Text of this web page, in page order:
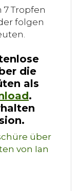
Tropfen
folgen
die
als
.